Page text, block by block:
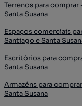
Terrenos para comprar
Santa Susana
Espaços comerciais
Santiago e Santa
Escritórios para
Santa Susana
Armazéns para
Santa Susana